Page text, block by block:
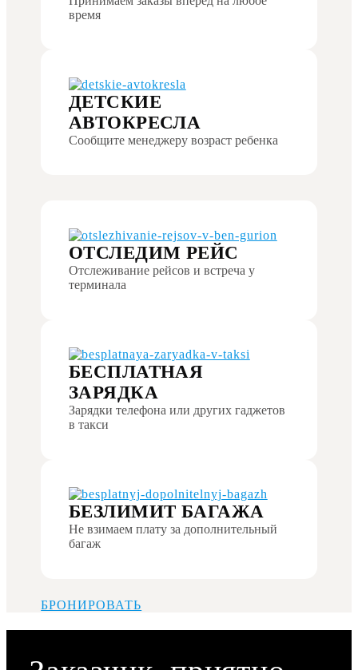
время
ДЕТСКИЕ
АВТОКРЕСЛА
Сообщите менеджеру возраст ребенка
ОТСЛЕДИМ РЕЙС
Отслеживание рейсов и встреча у
терминала
БЕСПЛАТНАЯ
ЗАРЯДКА
Зарядки телефона или других гаджетов
в такси
БЕЗЛИМИТ БАГАЖА
Не взимаем плату за дополнительный
багаж
БРОНИРОВАТЬ